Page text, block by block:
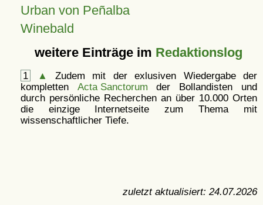
Urban von Peñalba
Winebald
weitere Einträge im Redaktionslog
1 ▲
Zudem mit der exlusiven Wiedergabe der
kompletten Acta Sanctorum der Bollandisten und
durch persönliche Recherchen an über 10.000 Orten
die einzige Internetseite zum Thema mit
wissenschaftlicher Tiefe.
zuletzt aktualisiert: 24.07.2026